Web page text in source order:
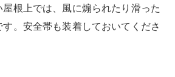
場所の場合には、階下の様子を見
慮が十分に行える人員を確保して